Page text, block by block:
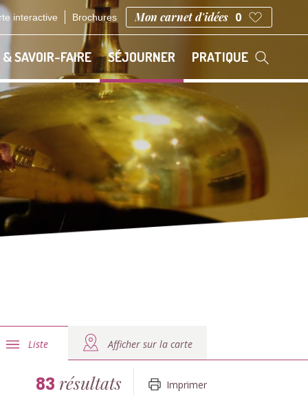
interactive Brochures Mon carnet d'idées 0
& SAVOIR-FAIRE SÉJOURNER PRATIQUE
Liste Afficher sur la carte
83 résultats Imprimer